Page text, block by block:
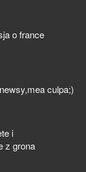
o france
culpa;)
i
z grona